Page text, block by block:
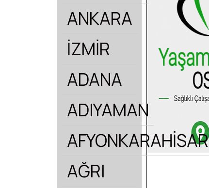
ANKARA
İZMİR
ADANA
ADIYAMAN
AFYONKARAHİSAR
AĞRI